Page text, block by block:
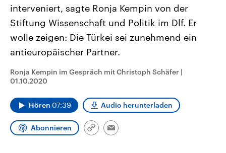
September 2026 einen neuen
Landtag. Seit 2021 wird das
Bundesland von einer Koalition aus
CDU, SPD und FDP regiert.-
Umfragen, Prognosen,
Wahlprogramme, aktuelle Berichte
und Hintergründe zu den Parteien
Wahl.
gehören die Vereinigten
den mächtigsten Ländern
mit großem Einfluss auf
Sendungen Programm
Audio-Archiv
interveniert, sagte Ronja Kempin von der
Stiftung Wissenschaft und Politik im Dlf. Er
wolle zeigen: Die Türkei sei zunehmend ein
antieuropäischer Partner.
Ronja Kempin im Gespräch mit Christoph Schäfer |
01.10.2020
Hören 07:39 Audio herunterladen
Abonnieren
Link
Email